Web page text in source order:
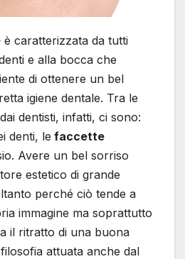
è caratterizzata da tutti
e alla bocca che
di ottenere un bel
igiene dentale. Tra le
dentisti, infatti, ci sono:
denti, le faccette
Avere un bel sorriso
estetico di grande
perché ciò tende a
immagine ma soprattutto
il ritratto di una buona
attuata anche dal